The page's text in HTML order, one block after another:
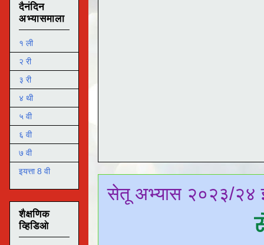
सेतू अभ्यास २०२३/२४
दैनंदिन
अभ्यासमाला
१ ली
२ री
३ री
४ थी
५ वी
६ वी
७ वी
इयत्ता 8 वी
शैक्षणिक
व्हिडिओ